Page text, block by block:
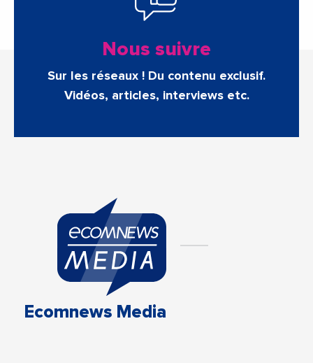
Nous suivre
Sur les réseaux ! Du contenu exclusif.
Vidéos, articles, interviews etc.
Ecomnews Media